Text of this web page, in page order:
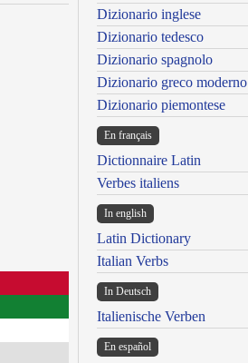
Dizionario inglese
Dizionario tedesco
Dizionario spagnolo
Dizionario greco moderno
Dizionario piemontese
En français
Dictionnaire Latin
Verbes italiens
In english
Latin Dictionary
Italian Verbs
In Deutsch
Italienische Verben
En español